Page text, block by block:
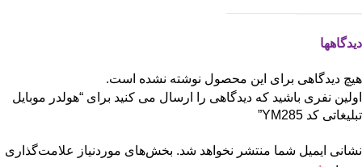
دیدگاهها
هیچ دیدگاهی برای این محصول نوشته نشده است.
اولین نفری باشید که دیدگاهی را ارسال می کنید برای “هولدر موبایل
تبلیغاتی کد YM285”
نشانی ایمیل شما منتشر نخواهد شد. بخش‌های موردنیاز علامت‌گذاری